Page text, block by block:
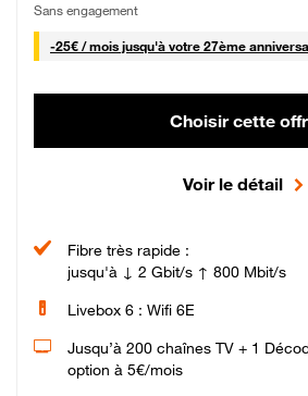
Sans engagement
-25€ / mois25 € par mois
jusqu'à votre 27ème
Choisir cette
Voir le détail
Fibre très rapide :
jusqu'à ↓ 2 Gbit/s ↑ 800 Mbit/s
Livebox 6 : Wifi 6E
Jusqu’à 200 chaînes TV + 1
option à 5€/mois